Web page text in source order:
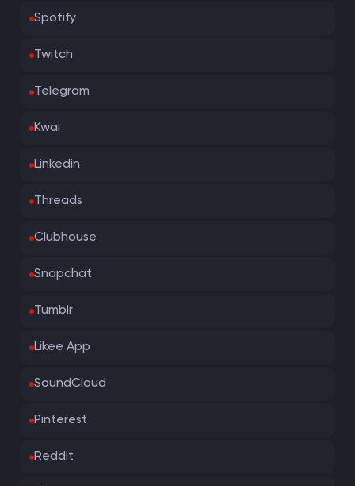
Spotify
Twitch
Telegram
Kwai
Linkedin
Threads
Clubhouse
Snapchat
Tumblr
Likee App
SoundCloud
Pinterest
Reddit